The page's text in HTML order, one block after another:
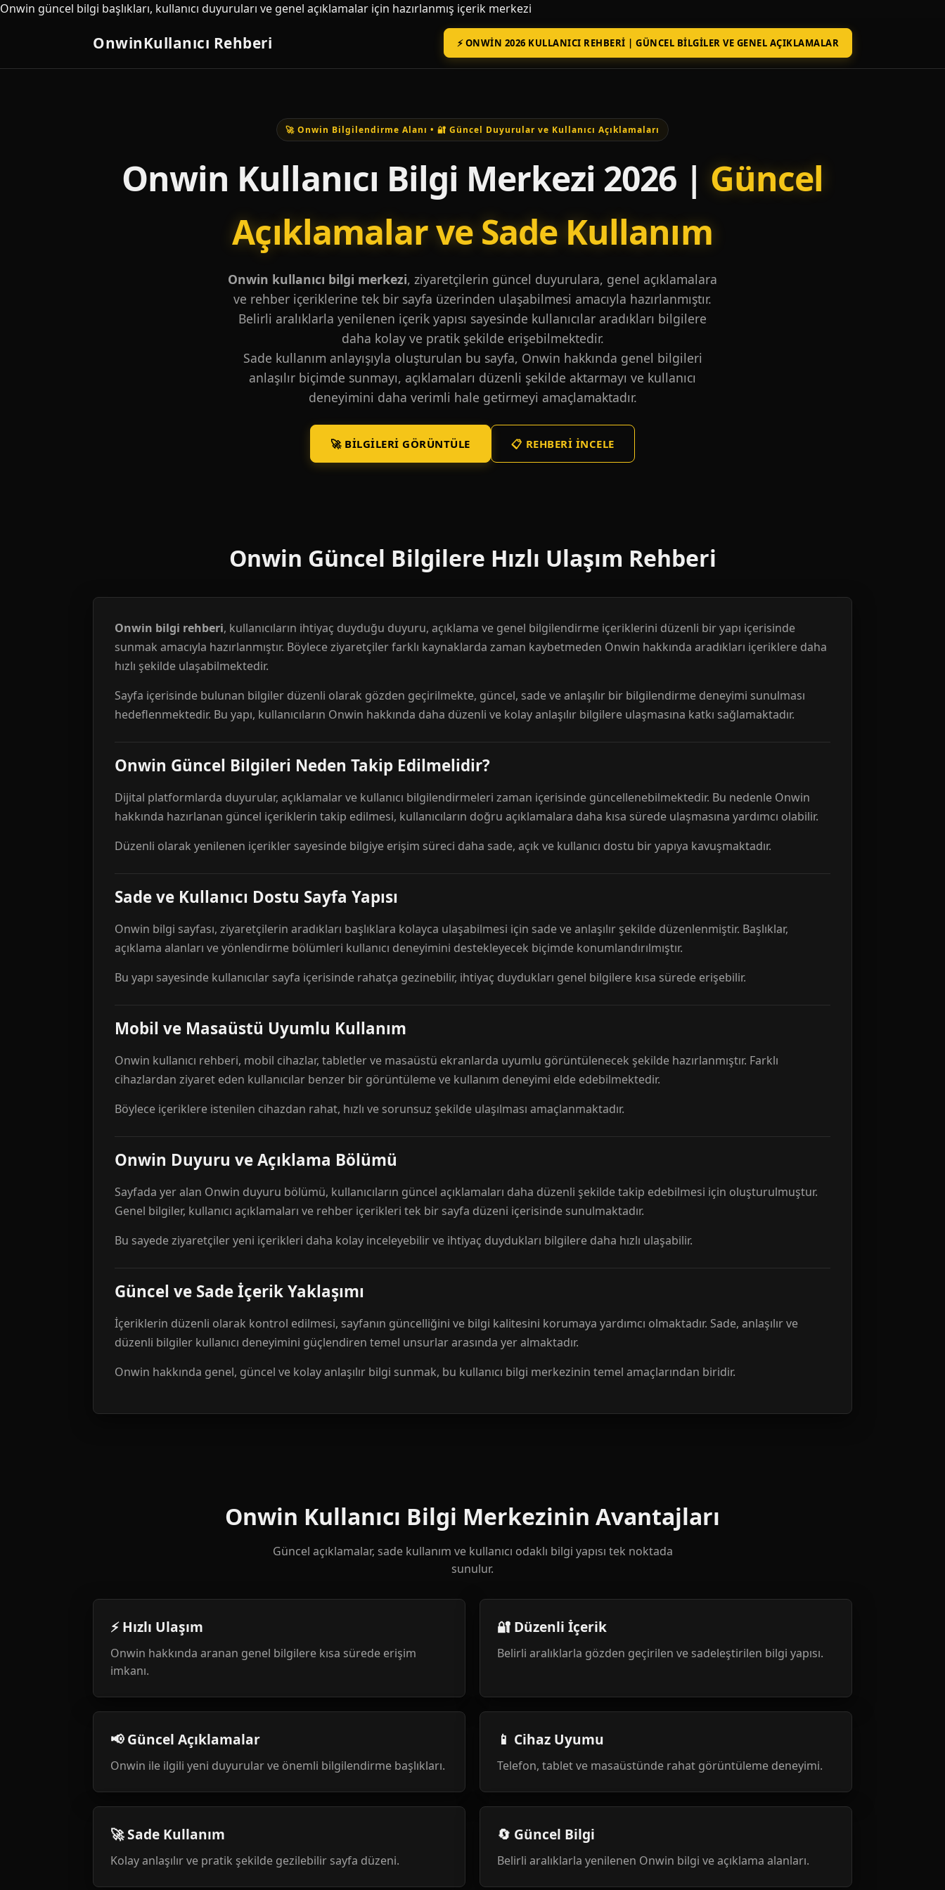
Onwin güncel bilgi başlıkları, kullanıcı duyuruları ve genel açıklamalar için hazırlanmış içerik merkezi
OnwinKullanıcı Rehberi ⚡ ONWIN 2026 KULLANICI REHBERI | GÜNCEL BILGILER VE GENEL AÇIKLAMALAR
🚀 Onwin Bilgilendirme Alanı • 🔐 Güncel Duyurular ve Kullanıcı Açıklamaları
Onwin Kullanıcı Bilgi Merkezi 2026 | Güncel
Açıklamalar ve Sade Kullanım
Onwin kullanıcı bilgi merkezi, ziyaretçilerin güncel duyurulara, genel açıklamalara
ve rehber içeriklerine tek bir sayfa üzerinden ulaşabilmesi amacıyla hazırlanmıştır.
Belirli aralıklarla yenilenen içerik yapısı sayesinde kullanıcılar aradıkları bilgilere
daha kolay ve pratik şekilde erişebilmektedir.
Sade kullanım anlayışıyla oluşturulan bu sayfa, Onwin hakkında genel bilgileri
anlaşılır biçimde sunmayı, açıklamaları düzenli şekilde aktarmayı ve kullanıcı
deneyimini daha verimli hale getirmeyi amaçlamaktadır.
🚀 BILGILERI GÖRÜNTÜLE 📋 REHBERI İNCELE
Onwin Güncel Bilgilere Hızlı Ulaşım Rehberi
Onwin bilgi rehberi, kullanıcıların ihtiyaç duyduğu duyuru, açıklama ve genel bilgilendirme içeriklerini düzenli bir yapı içerisinde
sunmak amacıyla hazırlanmıştır. Böylece ziyaretçiler farklı kaynaklarda zaman kaybetmeden Onwin hakkında aradıkları içeriklere daha
hızlı şekilde ulaşabilmektedir.
Sayfa içerisinde bulunan bilgiler düzenli olarak gözden geçirilmekte, güncel, sade ve anlaşılır bir bilgilendirme deneyimi sunulması
hedeflenmektedir. Bu yapı, kullanıcıların Onwin hakkında daha düzenli ve kolay anlaşılır bilgilere ulaşmasına katkı sağlamaktadır.
Onwin Güncel Bilgileri Neden Takip Edilmelidir?
Dijital platformlarda duyurular, açıklamalar ve kullanıcı bilgilendirmeleri zaman içerisinde güncellenebilmektedir. Bu nedenle Onwin
hakkında hazırlanan güncel içeriklerin takip edilmesi, kullanıcıların doğru açıklamalara daha kısa sürede ulaşmasına yardımcı olabilir.
Düzenli olarak yenilenen içerikler sayesinde bilgiye erişim süreci daha sade, açık ve kullanıcı dostu bir yapıya kavuşmaktadır.
Sade ve Kullanıcı Dostu Sayfa Yapısı
Onwin bilgi sayfası, ziyaretçilerin aradıkları başlıklara kolayca ulaşabilmesi için sade ve anlaşılır şekilde düzenlenmiştir. Başlıklar,
açıklama alanları ve yönlendirme bölümleri kullanıcı deneyimini destekleyecek biçimde konumlandırılmıştır.
Bu yapı sayesinde kullanıcılar sayfa içerisinde rahatça gezinebilir, ihtiyaç duydukları genel bilgilere kısa sürede erişebilir.
Mobil ve Masaüstü Uyumlu Kullanım
Onwin kullanıcı rehberi, mobil cihazlar, tabletler ve masaüstü ekranlarda uyumlu görüntülenecek şekilde hazırlanmıştır. Farklı
cihazlardan ziyaret eden kullanıcılar benzer bir görüntüleme ve kullanım deneyimi elde edebilmektedir.
Böylece içeriklere istenilen cihazdan rahat, hızlı ve sorunsuz şekilde ulaşılması amaçlanmaktadır.
Onwin Duyuru ve Açıklama Bölümü
Sayfada yer alan Onwin duyuru bölümü, kullanıcıların güncel açıklamaları daha düzenli şekilde takip edebilmesi için oluşturulmuştur.
Genel bilgiler, kullanıcı açıklamaları ve rehber içerikleri tek bir sayfa düzeni içerisinde sunulmaktadır.
Bu sayede ziyaretçiler yeni içerikleri daha kolay inceleyebilir ve ihtiyaç duydukları bilgilere daha hızlı ulaşabilir.
Güncel ve Sade İçerik Yaklaşımı
İçeriklerin düzenli olarak kontrol edilmesi, sayfanın güncelliğini ve bilgi kalitesini korumaya yardımcı olmaktadır. Sade, anlaşılır ve
düzenli bilgiler kullanıcı deneyimini güçlendiren temel unsurlar arasında yer almaktadır.
Onwin hakkında genel, güncel ve kolay anlaşılır bilgi sunmak, bu kullanıcı bilgi merkezinin temel amaçlarından biridir.
Onwin Kullanıcı Bilgi Merkezinin Avantajları
Güncel açıklamalar, sade kullanım ve kullanıcı odaklı bilgi yapısı tek noktada
sunulur.
⚡ Hızlı Ulaşım
Onwin hakkında aranan genel bilgilere kısa sürede erişim
imkanı.
🔐 Düzenli İçerik
Belirli aralıklarla gözden geçirilen ve sadeleştirilen bilgi yapısı.
📢 Güncel Açıklamalar
Onwin ile ilgili yeni duyurular ve önemli bilgilendirme başlıkları.
📱 Cihaz Uyumu
Telefon, tablet ve masaüstünde rahat görüntüleme deneyimi.
🚀 Sade Kullanım
Kolay anlaşılır ve pratik şekilde gezilebilir sayfa düzeni.
🔄 Güncel Bilgi
Belirli aralıklarla yenilenen Onwin bilgi ve açıklama alanları.